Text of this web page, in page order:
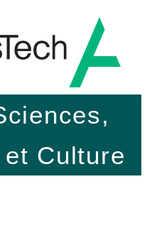
Culture